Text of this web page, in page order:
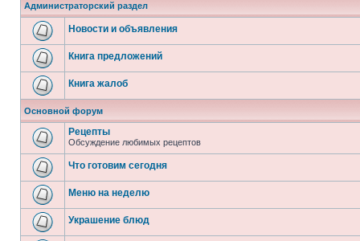
Администраторский раздел
Новости и объявления
Книга предложений
Книга жалоб
Основной форум
Рецепты
Обсуждение любимых рецептов
Что готовим сегодня
Меню на неделю
Украшение блюд